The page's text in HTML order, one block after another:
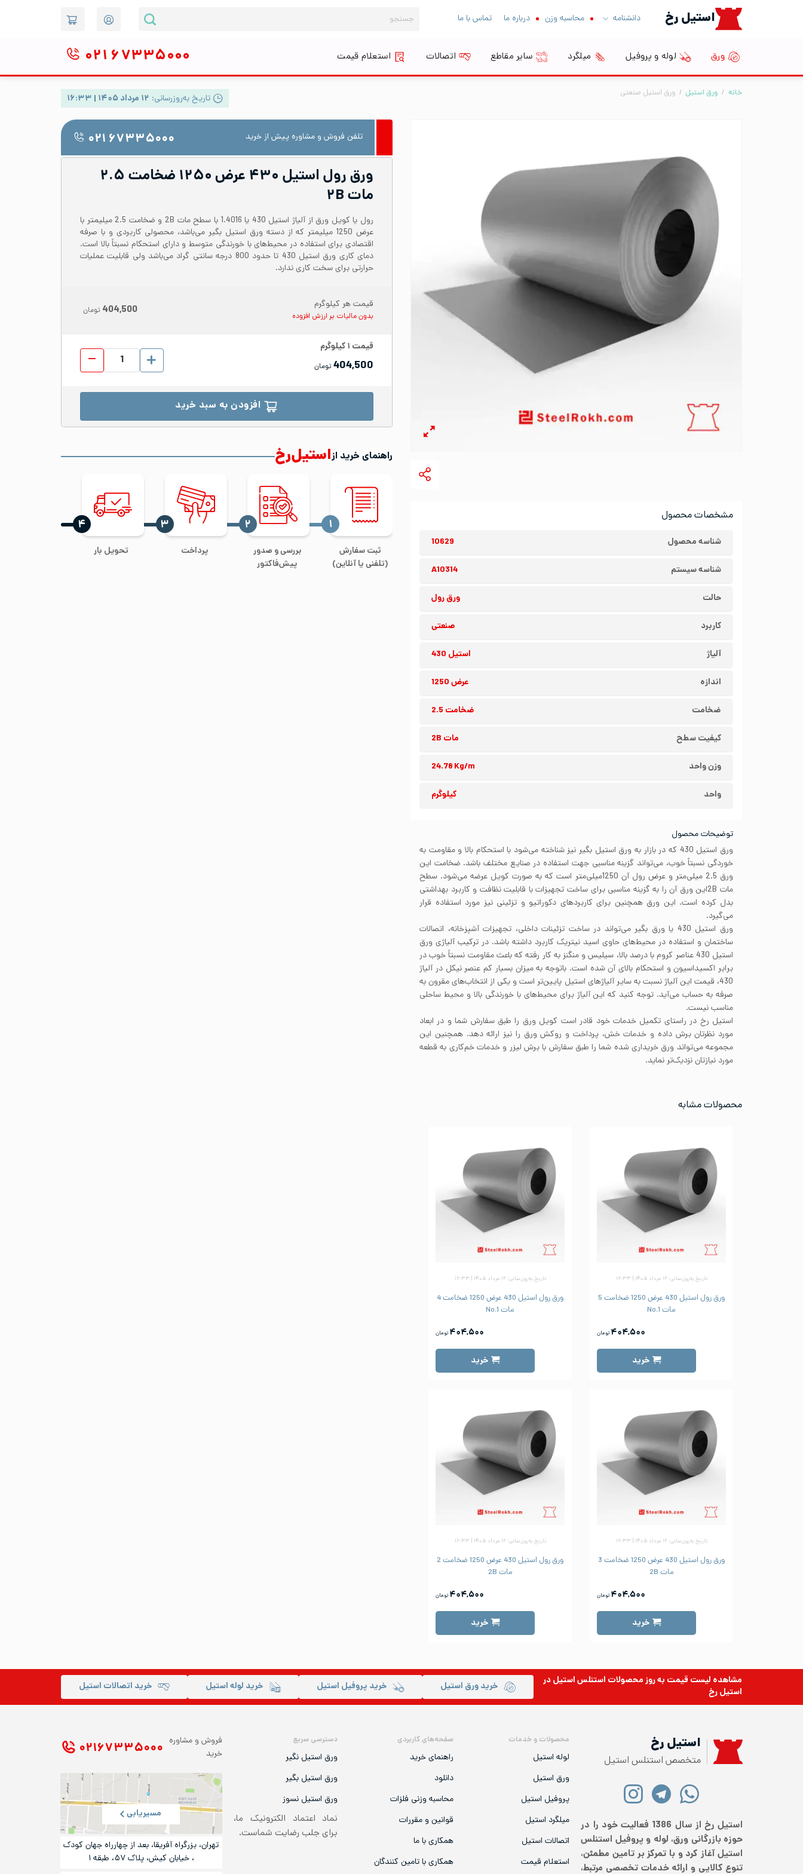
استیل رخ دانشنامه محاسبه وزن درباره ما تماس با ما
برای:
ورق لوله و پروفیل میلگرد سایر مقاطع اتصالات استعلام قیمت ۰۲۱ ۶۷۳۳۵۰۰۰
خانه / ورق استیل / ورق استیل صنعتی تاریخ به‌روزرسانی: ۱۲ مرداد ۱۴۰۵ | ۱۶:۳۳
مشخصات محصول
شناسه محصول 10629
شناسه سیستم A10314
حالت ورق رول
کاربرد صنعتی
آلیاژ استیل 430
اندازه عرض 1250
ضخامت ضخامت 2.5
کیفیت سطح مات 2B
وزن واحد 24.78 Kg/m
واحد کیلوگرم
توضیحات محصول
ورق استیل 430 که در بازار به ورق استیل بگیر نیز شناخته می‌شود با استحکام بالا و مقاومت به
خوردگی نسبتاً خوب، می‌تواند گزینه مناسبی جهت استفاده در صنایع مختلف باشد. ضخامت این
ورق 2.5 میلی‌متر و عرض رول آن 1250میلی‌متر است که به صورت کویل عرضه می‌شود. سطح
مات 2Bاین ورق آن را به گزینه مناسبی برای ساخت تجهیزات با قابلیت نظافت و کاربرد بهداشتی
بدل کرده است. این ورق همچنین برای کاربردهای دکوراتیو و تزئینی نیز مورد استفاده قرار
می‌گیرد.
ورق استیل 430 یا ورق بگیر می‌تواند در ساخت تزئینات داخلی، تجهیزات آشپزخانه، اتصالات
ساختمان و استفاده در محیط‌های حاوی اسید نیتریک کاربرد داشته باشد. در ترکیب آلیاژی ورق
استیل 430 عناصر کروم با درصد بالا، سیلیس و منگنز به کار رفته که باعث مقاومت نسبتاً خوب در
برابر اکسیداسیون و استحکام بالای آن شده است. باتوجه به میزان بسیار کم عنصر نیکل در آلیاژ
430، قیمت این آلیاژ نسبت به سایر آلیاژهای استیل پایین‌تر است و یکی از انتخاب‌های مقرون به
صرفه به حساب می‌آید. توجه کنید که این آلیاژ برای محیط‌های با خورندگی بالا و محیط ساحلی
مناسب نیست.
استیل رخ در راستای تکمیل خدمات خود قادر است کویل ورق را طبق سفارش شما و در ابعاد
مورد نظرتان برش داده و خدمات خش، پرداخت و روکش ورق را نیز ارائه دهد. همچنین این
مجموعه می‌تواند ورق خریداری شده شما را طبق سفارش با برش لیزر و خدمات خم‌کاری به قطعه
مورد نیازتان نزدیک‌تر نماید.
محصولات مشابه
تاریخ به‌روزرسانی: ۱۲ مرداد ۱۴۰۵ | ۱۶:۳۳
ورق رول استیل 430 عرض 1250 ضخامت 5
مات No.1
۴۰۴,۵۰۰ تومان
خرید
تاریخ به‌روزرسانی: ۱۲ مرداد ۱۴۰۵ | ۱۶:۳۳
ورق رول استیل 430 عرض 1250 ضخامت 4
مات No.1
۴۰۴,۵۰۰ تومان
خرید
تاریخ به‌روزرسانی: ۱۲ مرداد ۱۴۰۵ | ۱۶:۳۳
ورق رول استیل 430 عرض 1250 ضخامت 3
مات 2B
۴۰۴,۵۰۰ تومان
خرید
تاریخ به‌روزرسانی: ۱۲ مرداد ۱۴۰۵ | ۱۶:۳۳
ورق رول استیل 430 عرض 1250 ضخامت 2
مات 2B
۴۰۴,۵۰۰ تومان
خرید
تلفن فروش و مشاوره پیش از خرید ۰۲۱ ۶۷۳۳۵۰۰۰
ورق رول استیل ۴۳۰ عرض ۱۲۵۰ ضخامت ۲.۵
مات ۲B
رول یا کویل ورق از آلیاژ استیل 430 یا 1.4016 با سطح مات 2B و ضخامت 2.5 میلیمتر با
عرض 1250 میلیمتر که از دسته ورق استیل بگیر می‌باشد، محصولی کاربردی و با صرفه
اقتصادی برای استفاده در محیط‌های با خورندگی متوسط و دارای استحکام نسبتاً بالا است.
دمای کاری ورق استیل 430 تا حدود 800 درجه سانتی گراد می‌باشد ولی قابلیت عملیات
حرارتی برای سخت کاری ندارد.
قیمت هر کیلوگرم
بدون مالیات بر ارزش افزوده 404,500 تومان
قیمت ۱کیلوگرم
404,500تومان
ورق رول استیل 430 عرض 1250 ضخامت 2.5 مات 2B عدد
افزودن به سبد خرید
راهنمای خرید ازاستیل‌رخ
ثبت سفارش
(تلفنی یا آنلاین)
‍۱
بررسی و صدور
پیش‌فاکتور
‍۲
پرداخت
‍۳
تحویل بار
‍۴
مشاهده لیست قیمت به روزمحصولات استنلس استیلدر
استیل رخ
خرید ورق استیل خرید پروفیل استیل خرید لوله استیل خرید اتصالات استیل
استیل رخ
متخصص استنلس استیل
استیل رخ از سال 1386 فعالیت خود را در
حوزه بازرگانی ورق، لوله و پروفیل استنلس
استیل آغاز کرد و با تمرکز بر تامین مطمئن،
تنوع کالایی و ارائه خدمات تخصصی مرتبط،
محصولات و خدمات
لوله استیل
ورق استیل
پروفیل استیل
میلگرد استیل
اتصالات استیل
استعلام قیمت
صفحه‌های کاربردی
راهنمای خرید
دانلود
محاسبه وزنی فلزات
قوانین و مقررات
همکاری با ما
همکاری با تامین کنندگان
دسترسی سریع
ورق استیل نگیر
ورق استیل بگیر
ورق استیل نسوز
نماد اعتماد الکترونیک ما،
برای جلب رضایت شماست.
فروش و مشاوره
خرید
۰۲۱ ۶۷۳۳۵۰۰۰
مسیریابی
تهران، بزرگراه آفریقا، بعد از چهارراه جهان کودک
، خیابان کیش، پلاک ۵۷، طبقه ۱